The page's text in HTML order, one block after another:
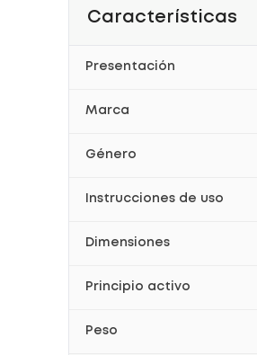
Características
Presentación
Marca
Género
Instrucciones de uso
Dimensiones
Principio activo
Peso